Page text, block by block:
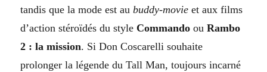
tandis que la mode est aubuddy-movie et aux films
d’action stéroïdés du style Commando ouRambo
2 : la mission. Si Don Coscarelli souhaite
prolonger la légende du Tall Man, toujours incarné